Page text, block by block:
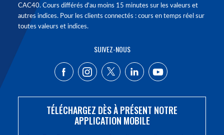
CAC40. Cours différés d'au moins 15 minutes sur les valeurs et
autres indices. Pour les clients connectés : cours en temps réel sur
toutes valeurs et indices.
SUIVEZ-NOUS
TÉLÉCHARGEZ DÈS À PRÉSENT NOTRE
APPLICATION MOBILE